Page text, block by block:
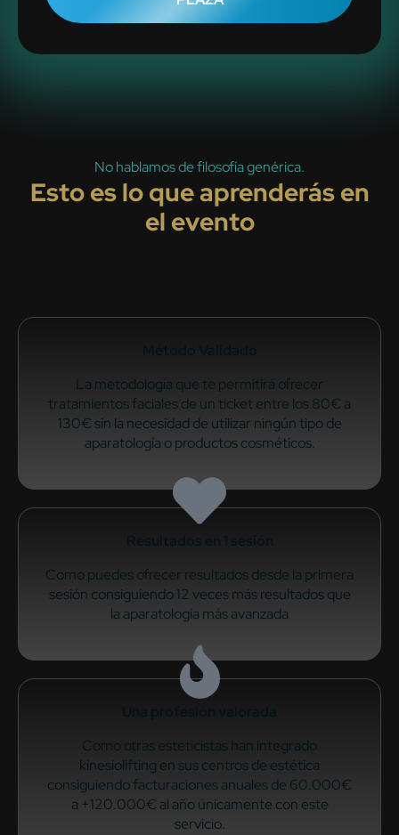
No hablamos de filosofía genérica.
Esto es lo que aprenderás en
el evento
Método Validado
La metodología que te permitirá ofrecer
tratamientos faciales de un ticket entre los 80€ a
130€ sin la necesidad de utilizar ningún tipo de
aparatología o productos cosméticos.
Resultados en 1 sesión
Como puedes ofrecer resultados desde la primera
sesión consiguiendo 12 veces más resultados que
la aparatología más avanzada
Una profesión valorada
Como otras esteticistas han integrado
kinesiolifting en sus centros de estética
consiguiendo facturaciones anuales de 60.000€
a +120.000€ al año únicamente con este
servicio.